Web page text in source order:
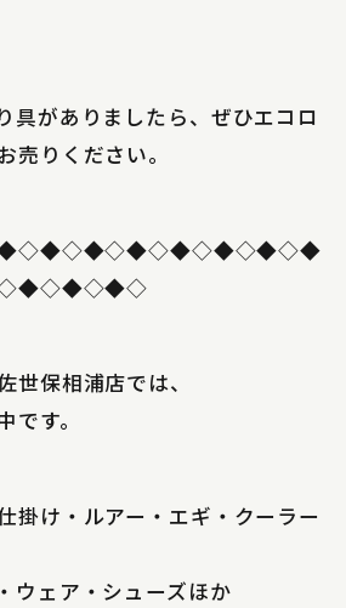
具がありましたら、ぜひエコロ
売りください。
世保相浦店では、
す。
掛け・ルアー・エギ・クーラー
ウェア・シューズほか